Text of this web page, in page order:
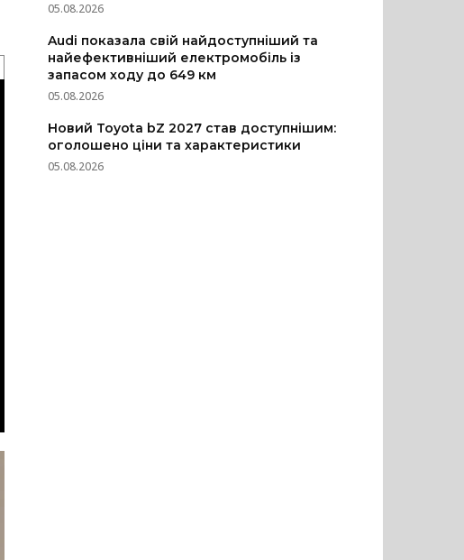
05.08.2026
Audi показала свій найдоступніший та
найефективніший електромобіль із
запасом ходу до 649 км
05.08.2026
Новий Toyota bZ 2027 став доступнішим:
оголошено ціни та характеристики
05.08.2026